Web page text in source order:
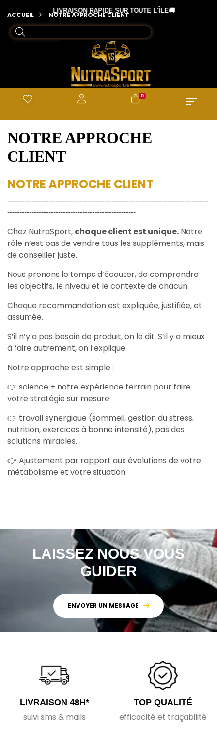
LIVRAISON RAPIDE SUR TOUTE L'ÎLE🚚
0
ACCUEIL NOTRE APPROCHE CLIENT
NOTRE APPROCHE
CLIENT
NOTRE APPROCHE CLIENT
-----------------------------------------------------------------------------------
-----------------------------------------------------
Chez NutraSport, chaque client est unique. Notre
rôle n’est pas de vendre tous les suppléments, mais
de conseiller juste.
Nous prenons le temps d’écouter, de comprendre
les objectifs, le niveau et le contexte de chacun.
Chaque recommandation est expliquée, justifiée, et
assumée.
S’il n’y a pas besoin de produit, on le dit. S’il y a mieux
à faire autrement, on l’explique.
Notre approche est simple :
👉 science + notre expérience terrain pour faire
votre stratégie sur mesure
👉 travail synergique (sommeil, gestion du stress,
nutrition, exercices à bonne intensité), pas des
solutions miracles.
👉 Ajustement par rapport aux évolutions de votre
métabolisme et votre situation
LAISSEZ NOUS VOUS
GUIDER
ENVOYER UN MESSAGE
LIVRAISON 48H*
suivi sms & mails
TOP QUALITÉ
efficacité et traçabilité
Panneau de gestion des cookies